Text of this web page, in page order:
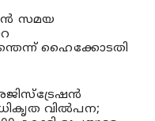
സമയ
ഹൈക്കോടതി
വില്‍പന;